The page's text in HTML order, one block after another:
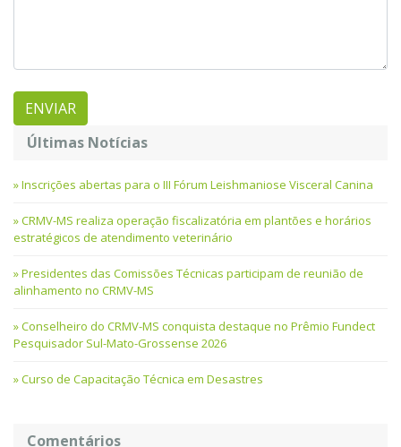
Últimas Notícias
Inscrições abertas para o III Fórum Leishmaniose Visceral Canina
CRMV-MS realiza operação fiscalizatória em plantões e horários
estratégicos de atendimento veterinário
Presidentes das Comissões Técnicas participam de reunião de
alinhamento no CRMV-MS
Conselheiro do CRMV-MS conquista destaque no Prêmio Fundect
Pesquisador Sul-Mato-Grossense 2026
Curso de Capacitação Técnica em Desastres
Comentários